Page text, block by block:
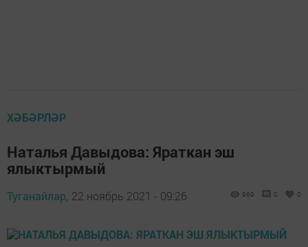
ХӘБӘРЛӘР
Наталья Давыдова: Яраткан эш
ялыктырмый
Туганайлар, 22 ноябрь 2021 - 09:26 969 0 0